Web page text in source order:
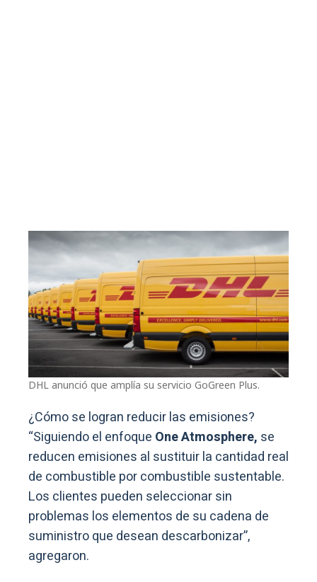
DHL anunció que amplía su servicio GoGreen Plus.
¿Cómo se logran reducir las emisiones?
“Siguiendo el enfoque One Atmosphere, se
reducen emisiones al sustituir la cantidad real
de combustible por combustible sustentable.
Los clientes pueden seleccionar sin
problemas los elementos de su cadena de
suministro que desean descarbonizar”,
agregaron.